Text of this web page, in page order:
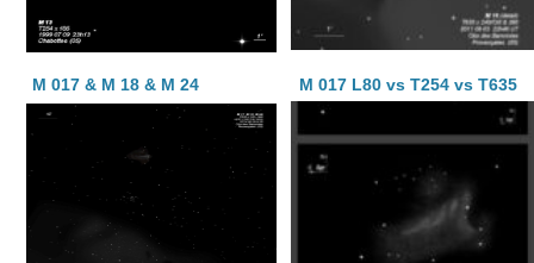
M 017 & M 18 & M 24 M 017 L80 vs T254 vs T635